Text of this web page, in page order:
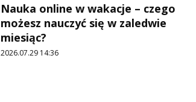
Nauka online w wakacje – czego
możesz nauczyć się w zaledwie
miesiąc?
2026.07.29 14:36